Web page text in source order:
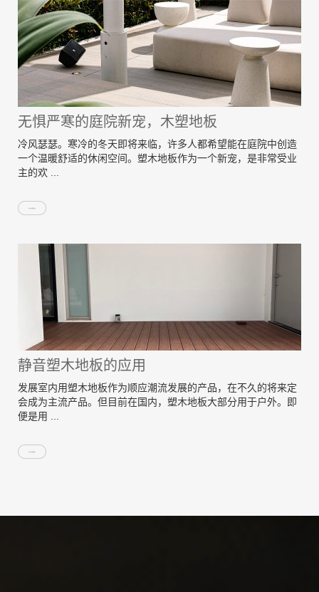
无惧严寒的庭院新宠，木塑地板
冷风瑟瑟。寒冷的冬天即将来临，许多人都希望能在庭院中创造
一个温暖舒适的休闲空间。塑木地板作为一个新宠，是非常受业
主的欢 ...
静音塑木地板的应用
发展室内用塑木地板作为顺应潮流发展的产品，在不久的将来定
会成为主流产品。但目前在国内，塑木地板大部分用于户外。即
便是用 ...